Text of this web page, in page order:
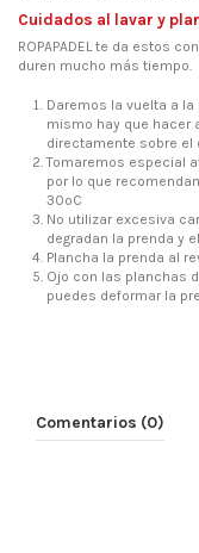
Cuidados al lavar y
ROPAPADEL te da estos
duren mucho más tiempo.
Daremos la vuelta a
mismo hay que hacer
directamente sobre el
Tomaremos especial
por lo que
30ºC
No utilizar excesiva
degradan la prenda y
Plancha la prenda al
Ojo con las planchas
puedes deformar la
Comentarios (0)